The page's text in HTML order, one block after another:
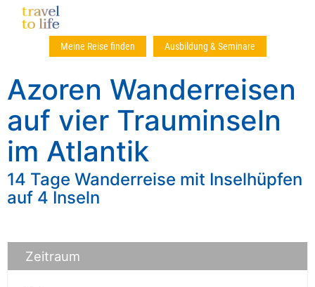
Meine Reise finden Ausbildung & Seminare
Azoren Wanderreisen
auf vier Trauminseln
im Atlantik
14 Tage Wanderreise mit Inselhüpfen
auf 4 Inseln
Zeitraum